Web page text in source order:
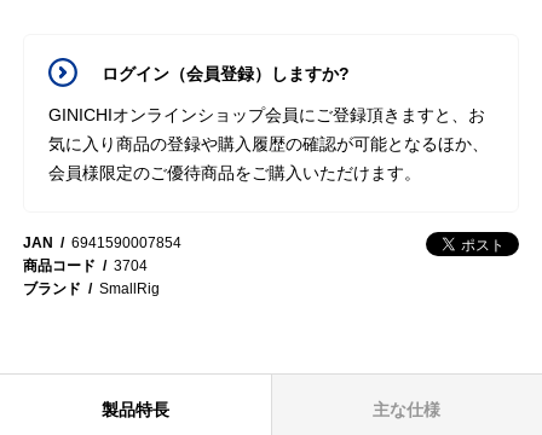
ログイン（会員登録）しますか?
GINICHIオンラインショップ会員にご登録頂きますと、お
気に入り商品の登録や購入履歴の確認が可能となるほか、
会員様限定のご優待商品をご購入いただけます。
JAN
6941590007854
商品コード
3704
ブランド
SmallRig
製品特長 主な仕様